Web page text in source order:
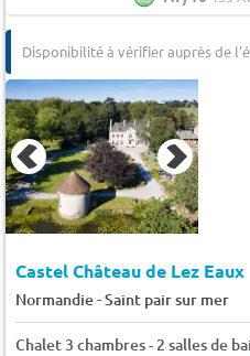
Disponibilité à vérifier auprès de
Castel Château de Lez Eaux
Normandie-Saint pair sur mer
Chalet 3 chambres - 2 salles de